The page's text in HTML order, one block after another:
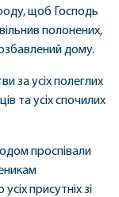
щоб Господь
полонених,
дому.
за усіх полеглих
та усіх спочилих
проспівали
присутніх зі